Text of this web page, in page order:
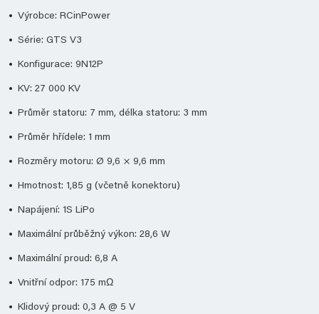
Výrobce: RCinPower
Série: GTS V3
Konfigurace: 9N12P
KV: 27 000 KV
Průměr statoru: 7 mm, délka statoru: 3 mm
Průměr hřídele: 1 mm
Rozměry motoru: Ø 9,6 × 9,6 mm
Hmotnost: 1,85 g (včetně konektoru)
Napájení: 1S LiPo
Maximální průběžný výkon: 28,6 W
Maximální proud: 6,8 A
Vnitřní odpor: 175 mΩ
Klidový proud: 0,3 A @ 5 V